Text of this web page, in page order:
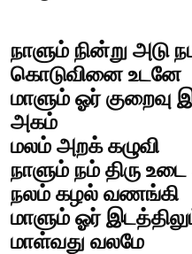
நாளும் நின்று அடு
கொடுவினை உடனே
மாளும் ஓர்
அகம்
மலம் அறக் கழுவி
நாளும் நம் திரு
நலம் கழல் வணங்கி
மாளும் ஓர்
மாள்வது வலமே